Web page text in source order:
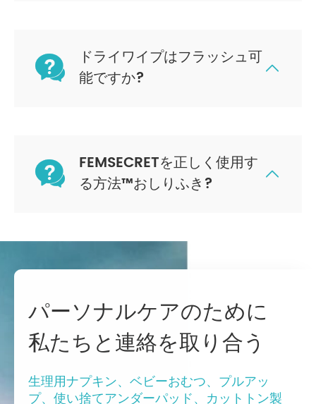

ドライワイプはフラッシュ可
能ですか?


FEMSECRETを正しく使用す
る方法™おしりふき?

パーソナルケアのために
私たちと連絡を取り合う
生理用ナプキン、ベビーおむつ、プルアッ
プ、使い捨てアンダーパッド、カットトン製